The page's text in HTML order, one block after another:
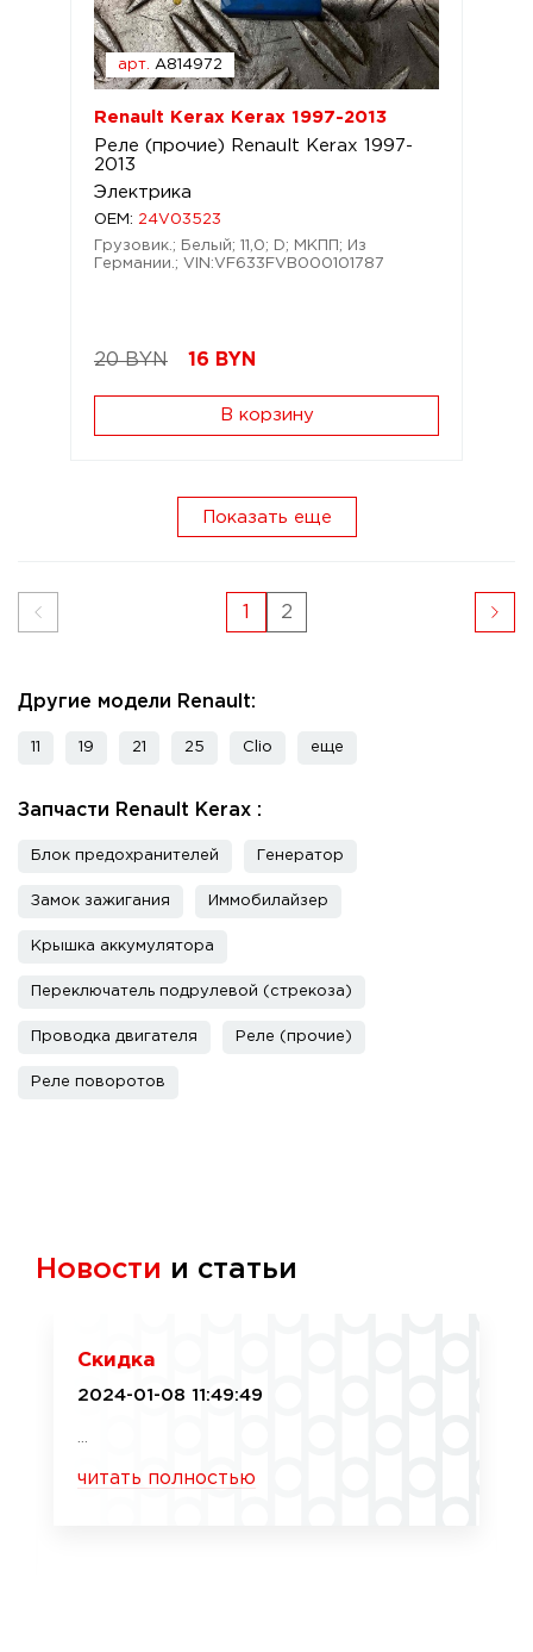
арт. A814972
Renault Kerax Kerax 1997-2013
Реле (прочие) Renault Kerax 1997-
2013
Электрика
OEM: 24V03523
Грузовик.; Белый; 11,0; D; МКПП; Из
Германии.; VIN:VF633FVB000101787
20 BYN 16 BYN
В корзину
Показать еще
1 2
Другие модели Renault:
11 19 21 25 Clio еще
Запчасти Renault Kerax :
Блок предохранителей Генератор
Замок зажигания Иммобилайзер
Крышка аккумулятора
Переключатель подрулевой (стрекоза)
Проводка двигателя Реле (прочие)
Реле поворотов
Новости и статьи
Скидка
2024-01-08 11:49:49
читать полностью